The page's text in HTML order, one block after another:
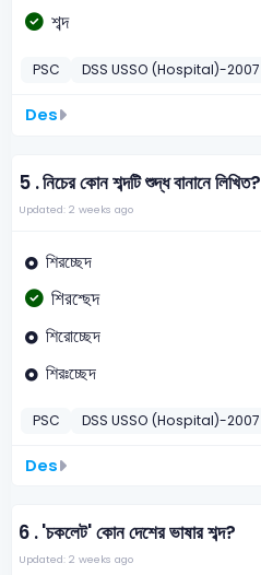
শব্দ
PSC DSS USSO (Hospital)-2007
Des
5 .নিচের কোন শব্দটি শুদ্ধ বানানে লিখিত?
Updated: 2 weeks ago
শিরচ্ছেদ
শিরশ্ছেদ
শিরোচ্ছেদ
শিরঃচ্ছেদ
PSC DSS USSO (Hospital)-2007
Des
6 .'চকলেট' কোন দেশের ভাষার শব্দ?
Updated: 2 weeks ago